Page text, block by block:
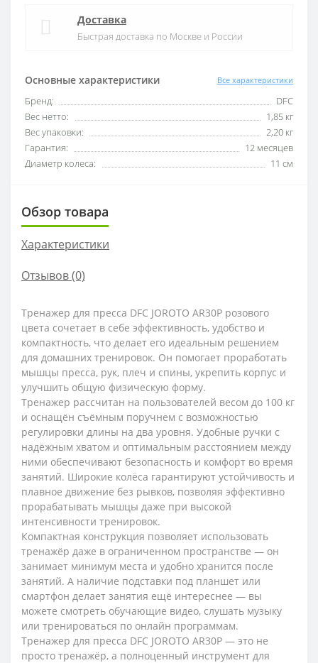
Основные характеристики Все характеристики
Бренд:
DFC
Вес нетто:
1,85 кг
Вес упаковки:
2,20 кг
Гарантия:
12 месяцев
Диаметр колеса:
11 см
Доставка
Быстрая доставка по Москве и России
Обзор товара
Характеристики
Отзывов (0)
Тренажер для пресса DFC JOROTO AR30P розового
цвета сочетает в себе эффективность, удобство и
компактность, что делает его идеальным решением
для домашних тренировок. Он помогает проработать
мышцы пресса, рук, плеч и спины, укрепить корпус и
улучшить общую физическую форму.
Тренажер рассчитан на пользователей весом до 100 кг
и оснащён съёмным поручнем с возможностью
регулировки длины на два уровня. Удобные ручки с
надёжным хватом и оптимальным расстоянием между
ними обеспечивают безопасность и комфорт во время
занятий. Широкие колёса гарантируют устойчивость и
плавное движение без рывков, позволяя эффективно
прорабатывать мышцы даже при высокой
интенсивности тренировок.
Компактная конструкция позволяет использовать
тренажёр даже в ограниченном пространстве — он
занимает минимум места и удобно хранится после
занятий. А наличие подставки под планшет или
смартфон делает занятия ещё интереснее — вы
можете смотреть обучающие видео, слушать музыку
или тренироваться по онлайн программам.
Тренажер для пресса DFC JOROTO AR30P — это не
просто тренажёр, а полноценный инструмент для